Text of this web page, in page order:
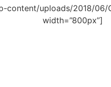
uploads/2018/06/
width=”800px”]